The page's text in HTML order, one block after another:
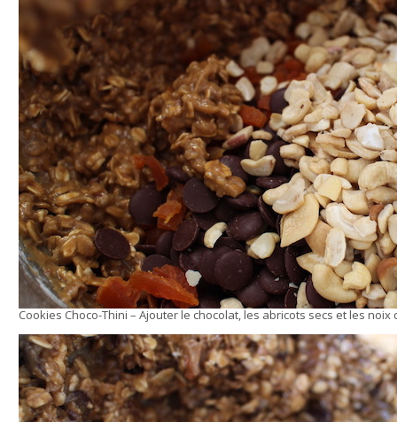
Cookies Choco-Thini – Ajouter le chocolat, les abricots secs et les noix